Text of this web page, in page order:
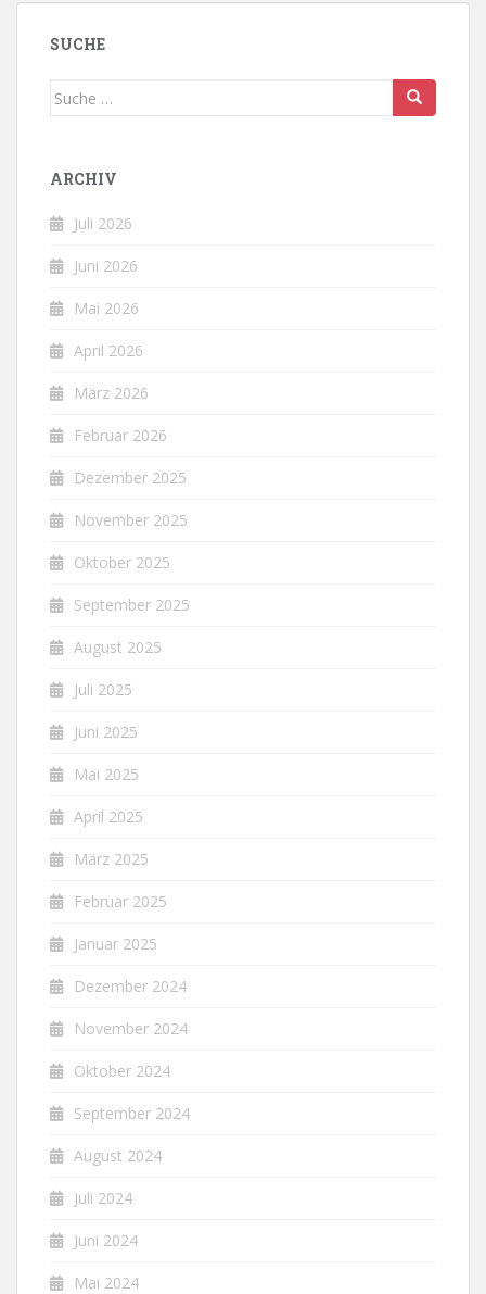
SUCHE
Suche
ARCHIV
Juli 2026
Juni 2026
Mai 2026
April 2026
März 2026
Februar 2026
Dezember 2025
November 2025
Oktober 2025
September 2025
August 2025
Juli 2025
Juni 2025
Mai 2025
April 2025
März 2025
Februar 2025
Januar 2025
Dezember 2024
November 2024
Oktober 2024
September 2024
August 2024
Juli 2024
Juni 2024
Mai 2024